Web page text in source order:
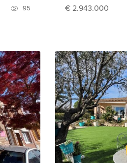
95
€ 2.943.000